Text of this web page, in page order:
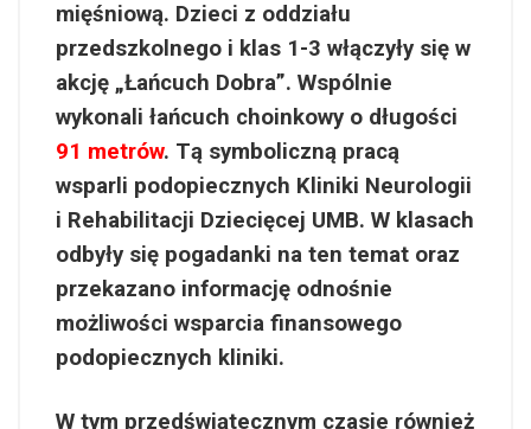
mięśniową. Dzieci z oddziału
przedszkolnego i klas 1-3 włączyły się w
akcję „Łańcuch Dobra”. Wspólnie
wykonali łańcuch choinkowy o długości
91 metrów. Tą symboliczną pracą
wsparli podopiecznych Kliniki Neurologii
i Rehabilitacji Dziecięcej UMB. W klasach
odbyły się pogadanki na ten temat oraz
przekazano informację odnośnie
możliwości wsparcia finansowego
podopiecznych kliniki.
W tym przedświątecznym czasie również